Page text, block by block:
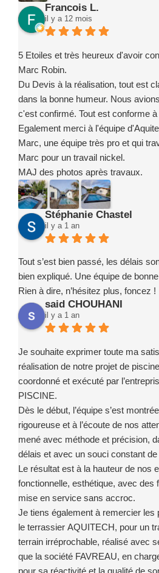
Francois L.
il y a 12 mois
5 Etoiles et très heureux d'avoir
Marc Robin.
Du Devis à la réalisation, tout est
dans la bonne humeur. Nous
c'est confirmé. Tout est conforme
Egalement merci à l'équipe
Marc, une équipe très pro et qui
Marc pour un travail nickel.
MAJ des photos après travaux.
Stéphanie Chastel
il y a 1 an
Tout s’est bien passé, les délais
bien expliqué. Une équipe de
Rien à dire, n’hésitez plus, foncez !
said CHOUHANI
il y a 1 an
Je souhaite exprimer toute ma
réalisation de notre projet de
coordonné et exécuté par
PISCINE.
Dès le début, l’équipe s’est
rigoureuse et à l’écoute de nos
mené avec méthode et précision,
délais et avec un souci constant de
Le résultat est à la hauteur de nos
fonctionnelle, esthétique, avec des
mise en service sans accroc.
Je tiens également à remercier les
le terrassier AQUITECH, pour un
terrain irréprochable, réalisé avec
que la société FAVREAU, en
pour sa réactivité et la qualité de